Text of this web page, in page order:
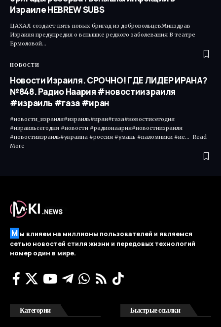
Израиле HEBREW SUBS
ЦАХАЛ создаёт пять новых бригад из добровольцевМинздрав
Израиля предупредил о вспышке редкого заболевания В театре
Ермоловой…
НОВОСТИ
Новости Израиля. СРОЧНО! ГДЕ ЛИДЕР ИРАНА?
№848. Радио Наария #новостиизраиля
#израиль #газа #иран
#новости_израиля#израиль#иран#газа#новостисегодня
#израильсегодня #новости #радионаария#новостиизраиля
#новостиизраиль#украина #россия #умань #паломники #ие... Read
More ​
М ы влияем на миллионы пользователей и являемся
сетью новостей стиля жизни и передовых технологий
номер один в мире.
Категории Быстрые ссылки